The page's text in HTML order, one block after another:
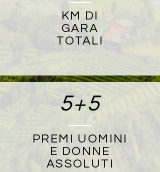
KM DI
GARA
TOTALI
5+5
PREMI UOMINI
E DONNE
ASSOLUTI